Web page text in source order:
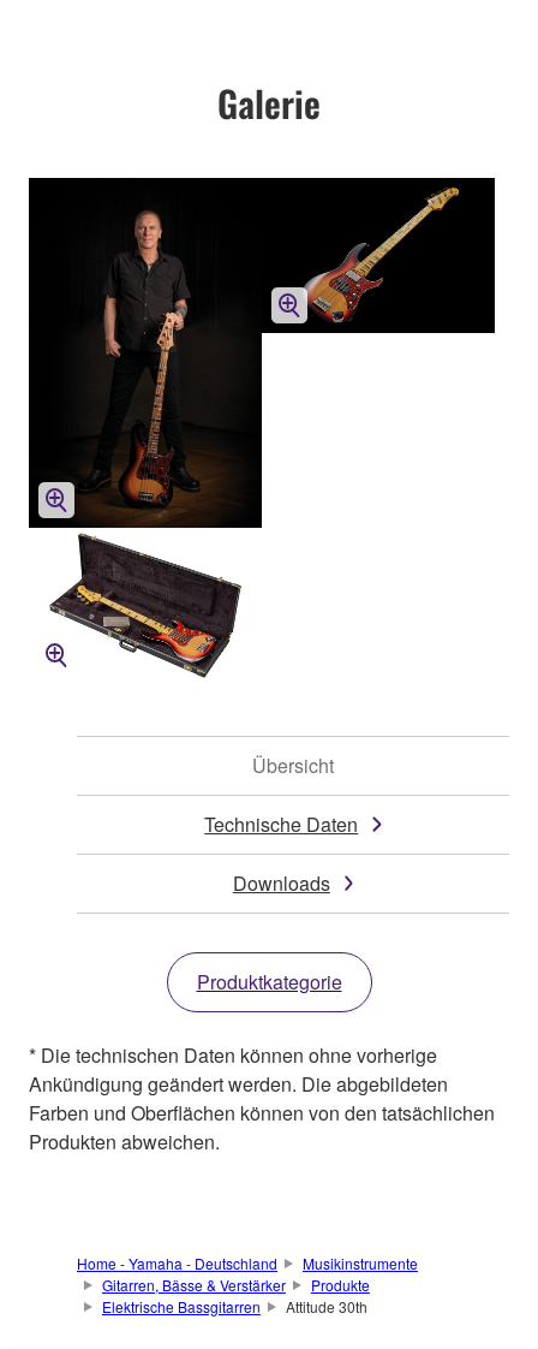
Galerie
Übersicht
Technische Daten
Downloads
Produktkategorie
* Die technischen Daten können ohne vorherige
Ankündigung geändert werden. Die abgebildeten
Farben und Oberflächen können von den tatsächlichen
Produkten abweichen.
Home - Yamaha - Deutschland
Musikinstrumente
Gitarren, Bässe & Verstärker
Produkte
Elektrische Bassgitarren
Attitude 30th